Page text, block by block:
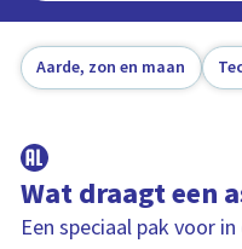
Aarde, zon en maan
Wat draagt een
Een speciaal pak voor